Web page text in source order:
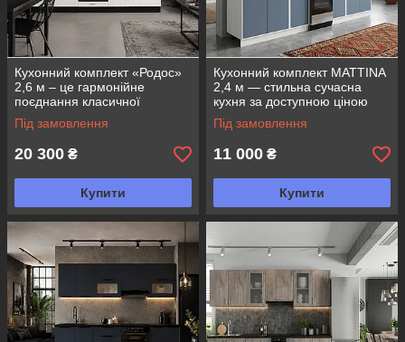
Кухонний комплект «Родос»
2,6 м – це гармонійне
поєднання класичної
естетики,
Під замовлення
20 300 ₴
Купити
Кухонний комплект MATTINA
2,4 м — стильна сучасна
кухня за доступною ціною
Під замовлення
11 000 ₴
Купити